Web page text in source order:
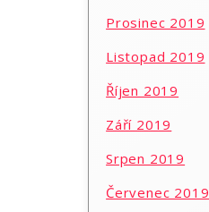
Prosinec 2019
Listopad 2019
Říjen 2019
Září 2019
Srpen 2019
Červenec 2019